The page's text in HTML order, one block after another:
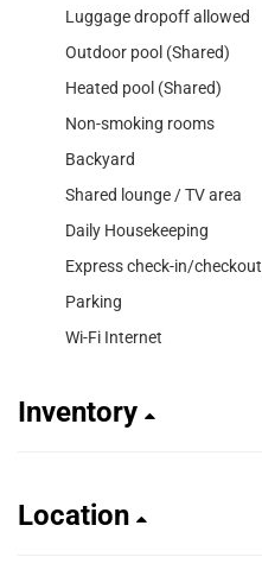
Luggage dropoff allowed
Outdoor pool (Shared)
Heated pool (Shared)
Non-smoking rooms
Backyard
Shared lounge / TV area
Daily Housekeeping
Express check-in/checkout
Parking
Wi-Fi Internet
Inventory
Location